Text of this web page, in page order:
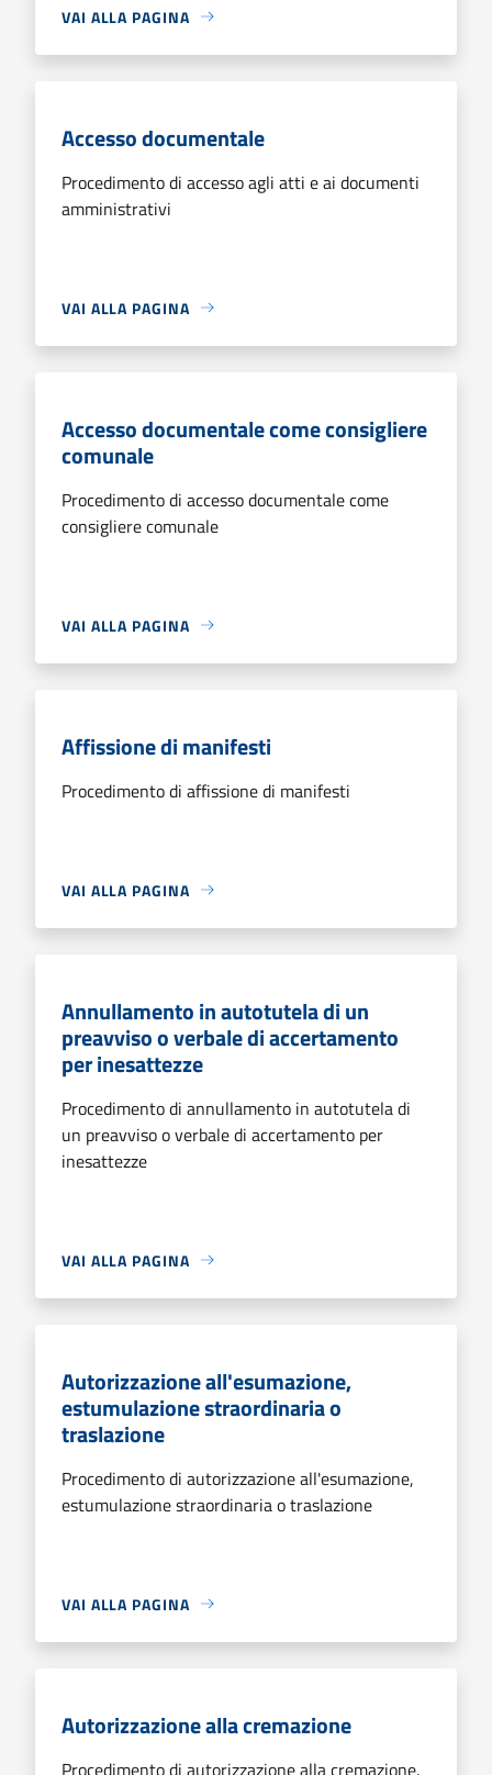
VAI ALLA PAGINA
Accesso documentale
Procedimento di accesso agli atti e ai documenti
amministrativi
VAI ALLA PAGINA
Accesso documentale come consigliere
comunale
Procedimento di accesso documentale come
consigliere comunale
VAI ALLA PAGINA
Affissione di manifesti
Procedimento di affissione di manifesti
VAI ALLA PAGINA
Annullamento in autotutela di un
preavviso o verbale di accertamento
per inesattezze
Procedimento di annullamento in autotutela di
un preavviso o verbale di accertamento per
inesattezze
VAI ALLA PAGINA
Autorizzazione all'esumazione,
estumulazione straordinaria o
traslazione
Procedimento di autorizzazione all'esumazione,
estumulazione straordinaria o traslazione
VAI ALLA PAGINA
Autorizzazione alla cremazione
Procedimento di autorizzazione alla cremazione.